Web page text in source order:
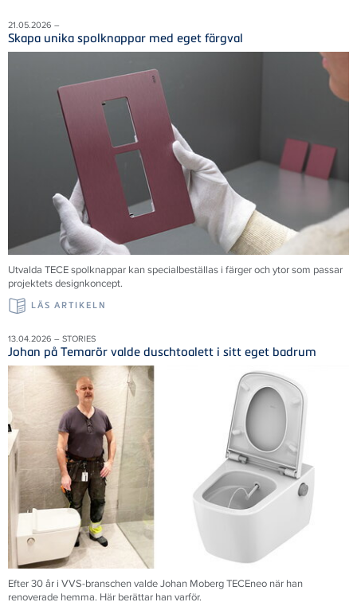
21.05.2026 –
Skapa unika spolknappar med eget färgval
Utvalda TECE spolknappar kan specialbeställas i färger och ytor som passar
projektets designkoncept.
LÄS ARTIKELN
13.04.2026 – STORIES
Johan på Temarör valde duschtoalett i sitt eget badrum
Efter 30 år i VVS-branschen valde Johan Moberg TECEneo när han
renoverade hemma. Här berättar han varför.